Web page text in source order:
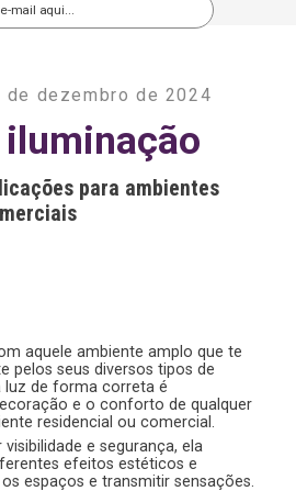
de dezembro de 2024
para ambientes
aquele ambiente amplo que te
pelos seus diversos tipos de
luz de forma correta é
e o conforto de qualquer
residencial ou comercial.
e segurança, ela
efeitos estéticos e
espaços e transmitir sensações.